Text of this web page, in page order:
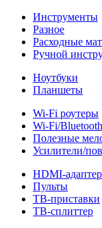
Инструменты
Разное
Расходные
Ручной
Ноутбуки
Планшеты
Wi-Fi роутеры
Wi-Fi/
Полезные
Усилители/
HDMI-
Пульты
ТВ-приставки
ТВ-сплиттер